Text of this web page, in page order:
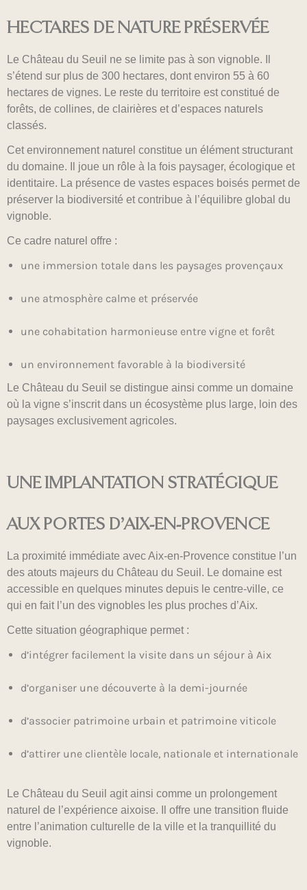
HECTARES DE NATURE PRÉSERVÉE
Le Château du Seuil ne se limite pas à son vignoble. Il
s’étend sur plus de 300 hectares, dont environ 55 à 60
hectares de vignes. Le reste du territoire est constitué de
forêts, de collines, de clairières et d’espaces naturels
classés.
Cet environnement naturel constitue un élément structurant
du domaine. Il joue un rôle à la fois paysager, écologique et
identitaire. La présence de vastes espaces boisés permet de
préserver la biodiversité et contribue à l’équilibre global du
vignoble.
Ce cadre naturel offre :
une immersion totale dans les paysages provençaux
une atmosphère calme et préservée
une cohabitation harmonieuse entre vigne et forêt
un environnement favorable à la biodiversité
Le Château du Seuil se distingue ainsi comme un domaine
où la vigne s’inscrit dans un écosystème plus large, loin des
paysages exclusivement agricoles.
UNE IMPLANTATION STRATÉGIQUE
AUX PORTES D’AIX-EN-PROVENCE
La proximité immédiate avec Aix-en-Provence constitue l’un
des atouts majeurs du Château du Seuil. Le domaine est
accessible en quelques minutes depuis le centre-ville, ce
qui en fait l’un des vignobles les plus proches d’Aix.
Cette situation géographique permet :
d’intégrer facilement la visite dans un séjour à Aix
d’organiser une découverte à la demi-journée
d’associer patrimoine urbain et patrimoine viticole
d’attirer une clientèle locale, nationale et internationale
Le Château du Seuil agit ainsi comme un prolongement
naturel de l’expérience aixoise. Il offre une transition fluide
entre l’animation culturelle de la ville et la tranquillité du
vignoble.